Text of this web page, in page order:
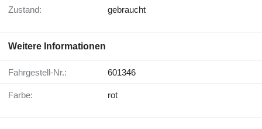
Zustand: gebraucht
Weitere Informationen
Fahrgestell-Nr.: 601346
Farbe: rot